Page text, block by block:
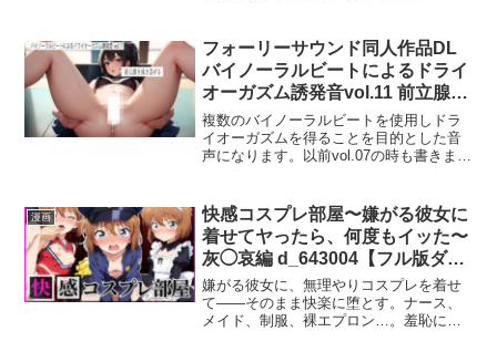
お金を払…
フォーリーサウンド同人作品DL
バイノーラルビートによるドライ
オーガズム誘発音vol.11 前立腺を
掻き混ぜる d_672338【フル版ダ
ウンロード】
複数のバイノーラルビートを使用しドラ
イオーガズムを得ることを目的とした音
声になります。以前vol.07の時も書きまし
考えています。女性のGスポットに相当
する器官、前立腺。そこを直接掻き混ぜ
られるようなイメージを呼び起こすよう
に数種類のバイノーラルビートやトリガ
ー音を配置しています。AVなどでディル
ドで膣をぐちゃぐちゃに掻き回されてい
るシーンを見た事があるかと思いますが
そんなイメージを持って聴いていただけ
漫画
快感コスプレ部屋〜嫌がる彼女に
着せてヤったら、何度もイッた〜
灰◯哀編 d_643004【フル版ダウ
ンロード】
嫌がる彼女に、無理やりコスプレを着せ
て――そのまま快楽に堕とす。ナース、
メイド、制服、裸エプロン…。羞恥に震